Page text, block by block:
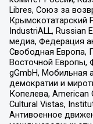
Libres, Союз за
Крымскотатарский
IndustriALL, Russian
медиа, Федерация
Свободная Европа,
Восточной Европы,
gGmbH, Мобильная
демократии и
Копелева, American
Cultural Vistas,
Антивоенное